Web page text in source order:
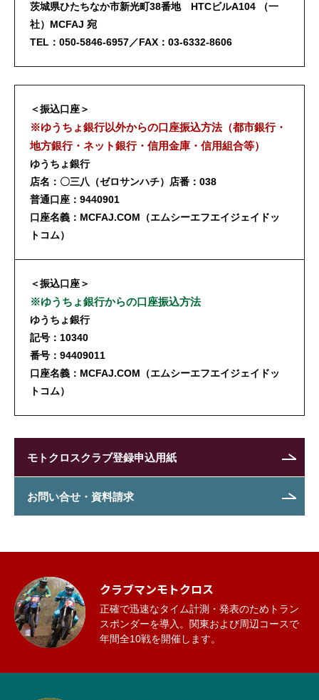
茨城県ひたちなか市新光町38番地 HTCビルA104 （一
社）MCFAJ 宛
TEL：050-5846-6957／FAX：03-6332-8606
＜振込口座＞
※ゆうちょ銀行以外からの口座振込方法（都市銀行・
地方銀行・ネット銀行・信用金庫・信用組合等）
ゆうちょ銀行
店名：〇三八（ゼロサンハチ）店番：038
普通口座：9440901
口座名義：MCFAJ.COM（エムシーエフエイジェイドッ
トコム）
＜振込口座＞
※ゆうちょ銀行からの口座振込方法
ゆうちょ銀行
記号：10340
番号：94409011
口座名義：MCFAJ.COM（エムシーエフエイジェイドッ
トコム）
モトクロスクラブ登録申込用紙
お問い合せ・資料請求
クラブマンモトクロス
正確で迅速なタイム計測・発表のためトラン
スポンダーを導入。関東および周辺コースで
年間全10戦を開催します。